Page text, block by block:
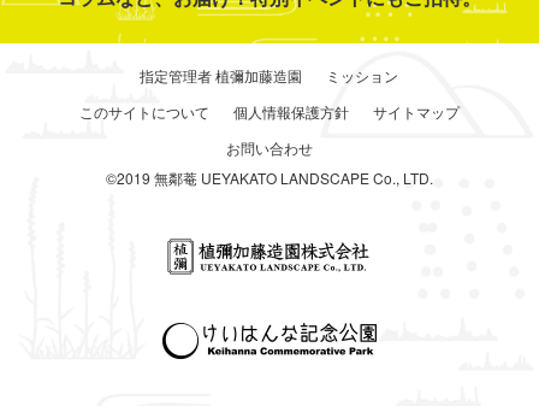
指定管理者 植彌加藤造園
ミッション
このサイトについて
個人情報保護方針
サイトマップ
お問い合わせ
©2019 無鄰菴 UEYAKATO LANDSCAPE Co., LTD.